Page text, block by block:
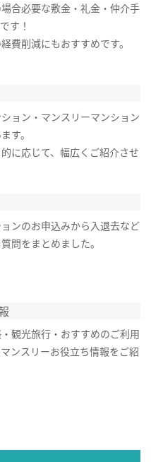
合必要な敷金・礼金・仲介手
す！
費削減にもおすすめです。
ョン・マンスリーマンション
す。
に応じて、幅広くご紹介させ
ンのお申込みから入退去など
問をまとめました。
観光旅行・おすすめのご利用
ンスリーお役立ち情報をご紹